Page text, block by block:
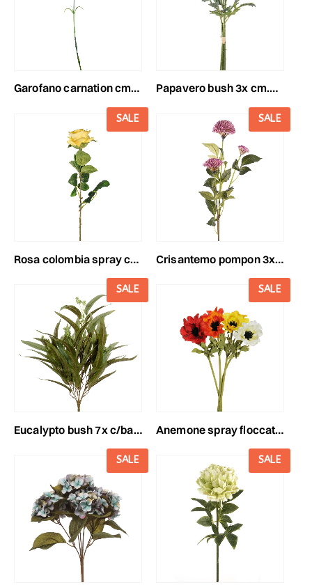
garofano carnation cm.70 fucsia papavero bush 3x cm.60 rosso
SALE
rosa colombia spray cm.65 giallo
SALE
crisantemo pompon 3x cm.72 malva
SALE
eucalypto bush 7x c/bacche cm.60 verde
SALE
anemone spray floccato cm 36 ass. rosso/arancio/giallo/crema
SALE SALE